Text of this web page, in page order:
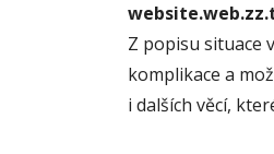
Z popisu situace
komplikace a
i dalších věcí,